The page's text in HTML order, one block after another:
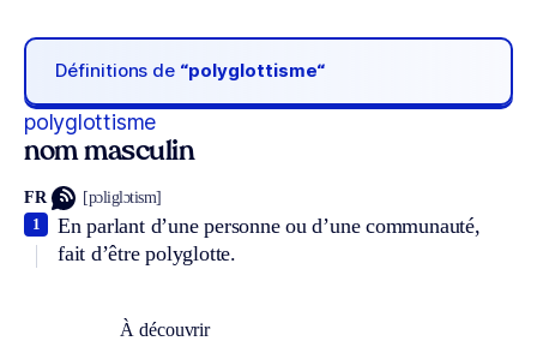
Définitions de “polyglottisme“
polyglottisme
nom masculin
FR [pɔliglɔtism]
En parlant d’une personne ou d’une communauté,
fait d’être polyglotte.
1
À découvrir